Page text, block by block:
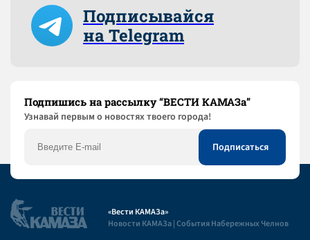
Подписывайся
на Telegram
Подпишись на рассылку “ВЕСТИ КАМАЗа”
Узнaвай первым о новостях твоего города!
«Вести КАМАЗа»
Новости КАМАЗа | События Набережных Челнов